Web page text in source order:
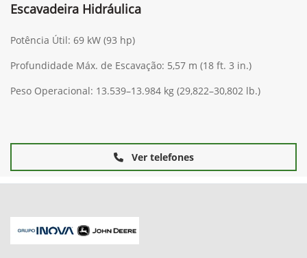
Escavadeira Hidráulica
Potência Útil: 69 kW (93 hp)
Profundidade Máx. de Escavação: 5,57 m (18 ft. 3 in.)
Peso Operacional: 13.539–13.984 kg (29,822–30,802 lb.)
Ver telefones